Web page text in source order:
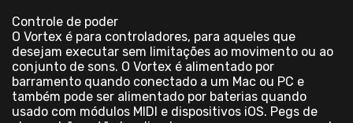
Controle de poder
O Vortex é para controladores, para aqueles que
desejam executar sem limitações ao movimento ou ao
conjunto de sons. O Vortex é alimentado por
barramento quando conectado a um Mac ou PC e
também pode ser alimentado por baterias quando
usado com módulos MIDI e dispositivos iOS. Pegs de